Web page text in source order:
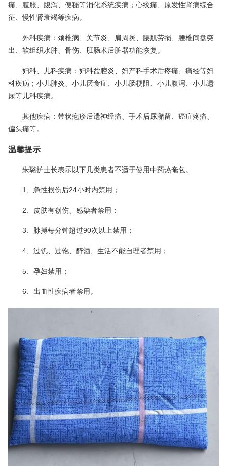
痛、腹胀、腹泻、便秘等消化系统疾病；心绞痛、原发性肾病综合
征、慢性肾衰竭等疾病。
外科疾病：颈椎病、关节炎、肩周炎、腰肌劳损、腰椎间盘突
出、软组织水肿、骨伤、肛肠术后脏器功能恢复。
妇科、儿科疾病：妇科盆腔炎、妇产科手术后疼痛、痛经等妇
科疾病；小儿肺炎、小儿厌食症、小儿肠梗阻、小儿腹泻、小儿遗
尿等儿科疾病。
其他疾病：带状疱疹后遗神经痛、手术后尿潴留、癌症疼痛、
偏头痛等。
温馨提示
朱璐护士长表示以下几类患者不适于使用中药热奄包。
1、急性损伤后24小时内禁用；
2、皮肤有创伤、感染者禁用；
3、脉搏每分钟超过90次以上禁用；
4、过饥、过饱、醉酒、生活不能自理者禁用；
5、孕妇禁用；
6、出血性疾病者禁用。